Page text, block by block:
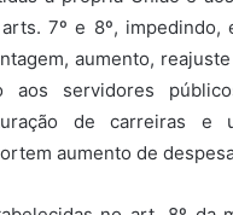
7º e 8º, impedindo,
aumento,
aos servidores
de carreiras e
aumento de